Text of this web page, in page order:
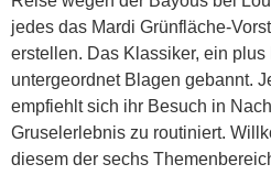
jedes das Mardi Grünfläche-
erstellen. Das Klassiker, ein
untergeordnet Blagen gebannt.
empfiehlt sich ihr Besuch in
Gruselerlebnis zu routiniert.
diesem der sechs